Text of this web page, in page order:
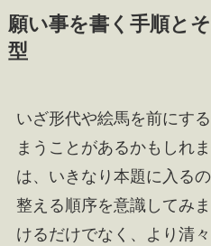
願い事を書く手順と
型
いざ形代や絵馬を前にす
まうことがあるかもしれ
は、いきなり本題に入る
整える順序を意識してみ
けるだけでなく、より清